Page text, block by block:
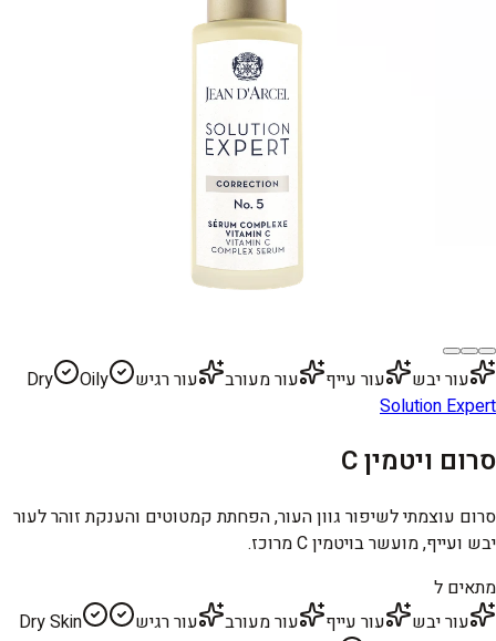
עור יבש עור עייף עור מעורב עור רגיש Dry
Oily
Solution Expert
סרום ויטמין C
סרום עוצמתי לשיפור גוון העור, הפחתת קמטוטים והענקת זוהר לעור
יבש ועייף, מועשר בויטמין C מרוכז.
מתאים ל
עור יבש
עור עייף עור מעורב עור רגיש
Dry Skin